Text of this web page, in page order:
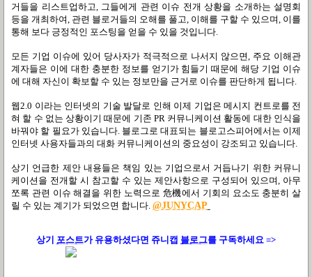
거들을 리스트업하고, 그들에게 관련 이슈 전개 상황을 소개하는 설명회
등을 개최하여, 관련 블로거들의 오해를 풀고, 이해를 구할 수 있으며, 이를
통해 보다 긍정적인 포스팅을 얻을 수 있을 것입니다.
모든 기업 이슈에 있어 당사자가 적극적으로 나서지 않으면, 주요 이해관
계자들은 이에 대한 충분한 정보를 얻기가 힘들기 때문에 해당 기업 이슈
에 대해 자신이 확보할 수 있는 정보만을 근거로 이슈를 판단하게 됩니다.
웹2.0 이라는 인터넷의 기술 발달로 인해 이제 기업은 메시지 컨트로를 전
혀 할 수 없는 상황이기 때문에 기존 PR 커뮤니케이션 활동에 대한 인식을
바꿔야 할 필요가 있습니다. 블로그로 대표되는 블로고스피어에서는 이제
인터넷 사용자들과의 대화 커뮤니케이션의 중요성이 강조되고 있습니다.
상기 언급한 제안 내용들은 책임 있는 기업으로서 거듭나기 위한 커뮤니
케이션을 전개할 시 참고할 수 있는 제안사항으로 구성되어 있으며, 아무
쪼록 관련 이슈 해결을 위한 노력으로 危機에서 기회의 요소도 충분히 살
릴 수 있는 계기가 되었으면 합니다. @JUNYCAP
상기 포스트가유용하셨다면 쥬니캡 블로그를 구독하세요 =>